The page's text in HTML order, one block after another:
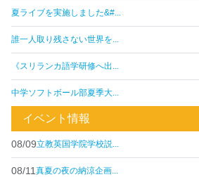
夏ライブを実施しました&#...
誰一人取り残さない世界を...
《スリランカ語学研修へ出...
中学ソフトボール部夏季大...
イベント情報
08/09立教英国学院学校説...
08/11 真夏の夜の納涼企画...